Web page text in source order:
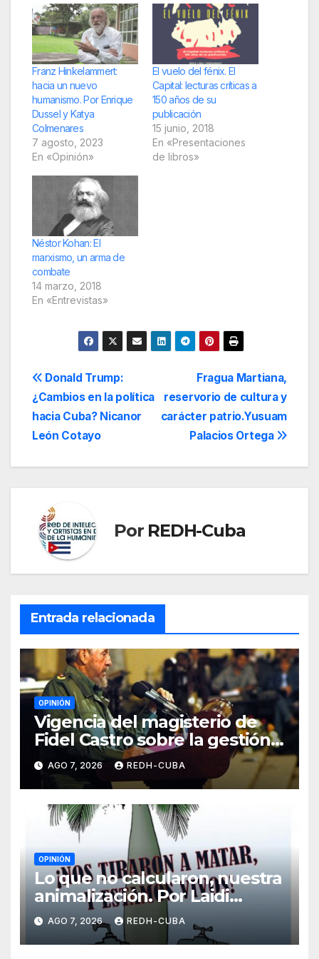
Franz Hinkelammert:
hacia un nuevo
humanismo. Por Enrique
Dussel y Katya
Colmenares
7 agosto, 2023
En «Opinión»
El vuelo del fénix. El
Capital: lecturas críticas a
150 años de su
publicación
15 junio, 2018
En «Presentaciones
de libros»
Néstor Kohan: El
marxismo, un arma de
combate
14 marzo, 2018
En «Entrevistas»
Navegación
de
entradas
Fragua Martiana,
reservorio de cultura y
carácter patrio.Yusuam
Palacios Ortega
Donald Trump:
¿Cambios en la política
hacia Cuba? Nicanor
León Cotayo
Por REDH-Cuba
Entrada relacionada
OPINIÓN
Vigencia del magisterio de
Fidel Castro sobre la gestión
del liderazgo revolucionario.
Por Jorge Luís Guach Estévez
AGO 7, 2026 REDH-CUBA
OPINIÓN
Lo que no calcularon, nuestra
animalización. Por Laidi
Fernández de Juan
AGO 7, 2026 REDH-CUBA